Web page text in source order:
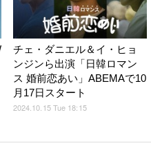
チェ・ダニエル＆イ・ヒョ
ンジンら出演「日韓ロマン
ス 婚前恋あい」ABEMAで10
月17日スタート
2024.10.15 Tue 18:15